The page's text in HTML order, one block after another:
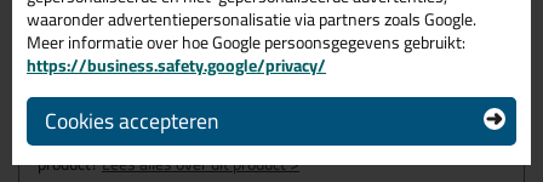
en veelzijdige kit welke makkelijk te verwerken is. Perfect als je
een bijpassende kleur zoekt met gegarandeerd een topresultaat.
Bestel de Ottoseal S125 400ml in kleur Mat Zilvergrijs C6645
vandaag nog! Op voorraad en op werkdagen besteld = morgen in
huis.
Wil je meer weten over de toepassing en kenmerken van dit
product?Lees alles over dit product >
waaronder advertentiepersonalisatie via partners zoals Google.
Meer informatie over hoe Google persoonsgegevens gebruikt:
https://business.safety.google/privacy/
Cookies accepteren